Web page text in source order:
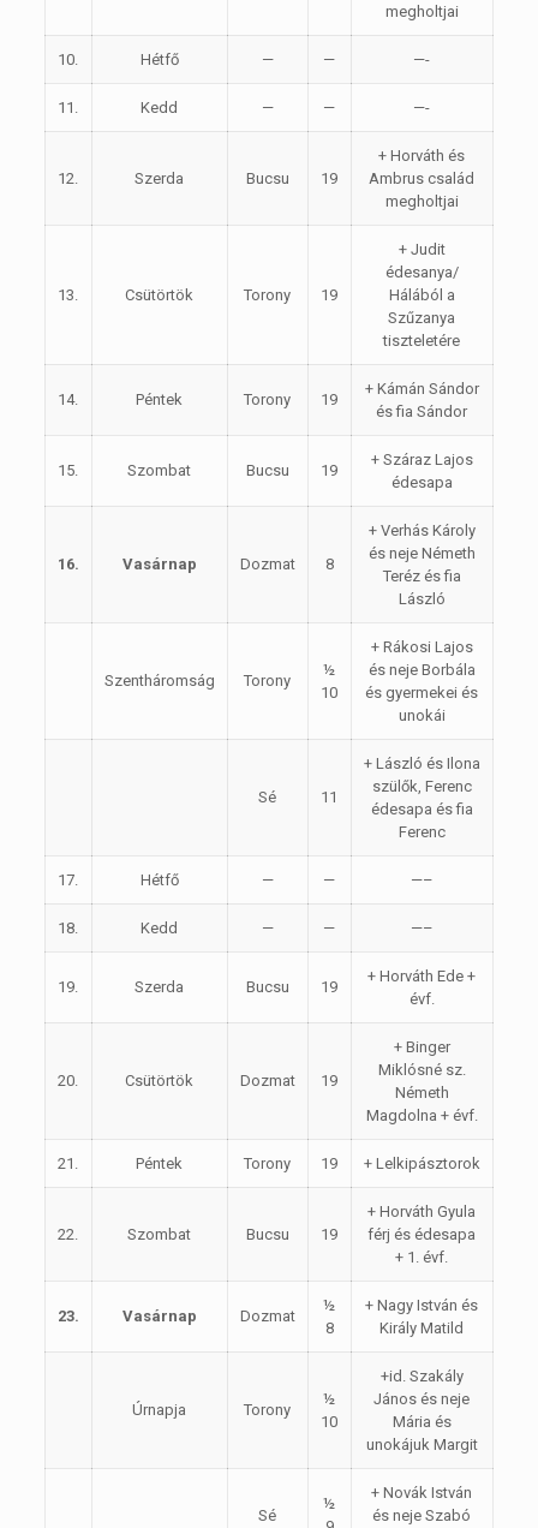
megholtjai
10. Hétfő — — —-
11. Kedd — — —-
12. Szerda Bucsu 19
+ Horváth és
Ambrus család
megholtjai
13. Csütörtök Torony 19
+ Judit
édesanya/
Hálából a
Szűzanya
tiszteletére
14. Péntek Torony 19
+ Kámán Sándor
és fia Sándor
15. Szombat Bucsu 19
+ Száraz Lajos
édesapa
16. Vasárnap Dozmat 8
+ Verhás Károly
és neje Németh
Teréz és fia
László
Szentháromság Torony
½
10
+ Rákosi Lajos
és neje Borbála
és gyermekei és
unokái
Sé 11
+ László és Ilona
szülők, Ferenc
édesapa és fia
Ferenc
17. Hétfő — — —–
18. Kedd — — —–
19. Szerda Bucsu 19
+ Horváth Ede +
évf.
20. Csütörtök Dozmat 19
+ Binger
Miklósné sz.
Németh
Magdolna + évf.
21. Péntek Torony 19 + Lelkipásztorok
22. Szombat Bucsu 19
+ Horváth Gyula
férj és édesapa
+ 1. évf.
23. Vasárnap Dozmat
½
8
+ Nagy István és
Király Matild
Úrnapja Torony
½
10
+id. Szakály
János és neje
Mária és
unokájuk Margit
Sé
½
+ Novák István
és neje Szabó